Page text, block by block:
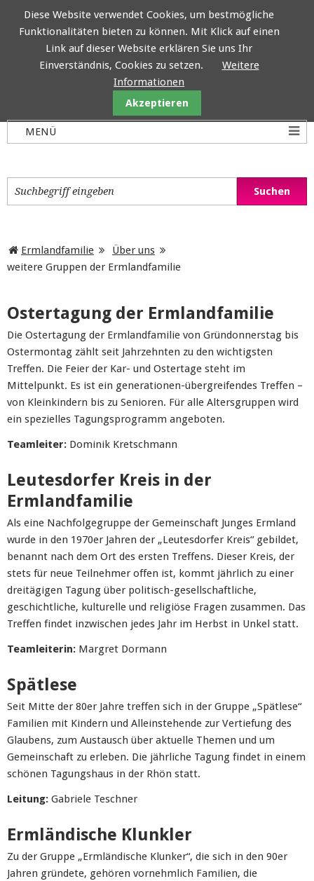
Ermlandfamilie
Über uns
weitere Gruppen der Ermlandfamilie
Ostertagung der Ermlandfamilie
Die Ostertagung der Ermlandfamilie von Gründonnerstag bis
Ostermontag zählt seit Jahrzehnten zu den wichtigsten
Treffen. Die Feier der Kar- und Ostertage steht im
Mittelpunkt. Es ist ein generationen-übergreifendes Treffen –
von Kleinkindern bis zu Senioren. Für alle Altersgruppen wird
ein spezielles Tagungsprogramm angeboten.
Teamleiter: Dominik Kretschmann
Leutesdorfer Kreis in der
Ermlandfamilie
Als eine Nachfolgegruppe der Gemeinschaft Junges Ermland
wurde in den 1970er Jahren der „Leutesdorfer Kreis“ gebildet,
benannt nach dem Ort des ersten Treffens. Dieser Kreis, der
stets für neue Teilnehmer offen ist, kommt jährlich zu einer
dreitägigen Tagung über politisch-gesellschaftliche,
geschichtliche, kulturelle und religiöse Fragen zusammen. Das
Treffen findet inzwischen jedes Jahr im Herbst in Unkel statt.
Teamleiterin: Margret Dormann
Spätlese
Seit Mitte der 80er Jahre treffen sich in der Gruppe „Spätlese“
Familien mit Kindern und Alleinstehende zur Vertiefung des
Glaubens, zum Austausch über aktuelle Themen und um
Gemeinschaft zu erleben. Die jährliche Tagung findet in einem
schönen Tagungshaus in der Rhön statt.
Leitung: Gabriele Teschner
Ermländische Klunkler
Zu der Gruppe „Ermländische Klunker“, die sich in den 90er
Jahren gründete, gehören vornehmlich Familien, die
Diese Website verwendet Cookies, um bestmögliche
Funktionalitäten bieten zu können. Mit Klick auf einen
Link auf dieser Website erklären Sie uns Ihr
Einverständnis, Cookies zu setzen.
Weitere
Informationen
Akzeptieren